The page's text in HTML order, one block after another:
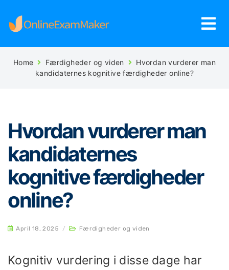
Home Færdigheder og viden
Hvordan vurderer man
kandidaternes kognitive færdigheder online?
Hvordan vurderer man
kandidaternes
kognitive færdigheder
online?
April 18, 2025 / Færdigheder og viden
Kognitiv vurdering i disse dage har